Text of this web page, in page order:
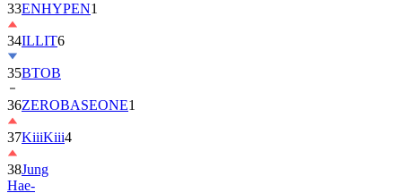
34ILLIT6
35BTOB
36ZEROBASEONE
37KiiiKiii4
38Jung
Hae-
in2